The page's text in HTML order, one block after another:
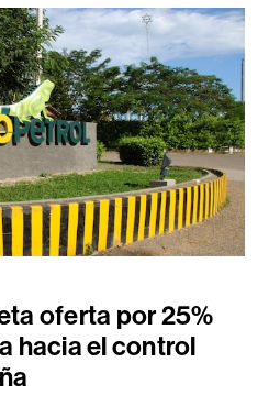
oferta por 25%
hacia el control